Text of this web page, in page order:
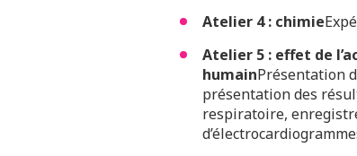
Atelier 4 : chimie
Atelier 5 : effet de
humainPrésentation
présentation des
respiratoire,